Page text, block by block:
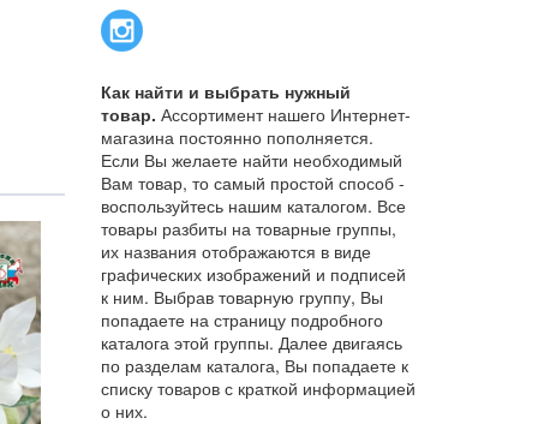
Как найти и выбрать нужный
товар. Ассортимент нашего Интернет-
магазина постоянно пополняется.
Если Вы желаете найти необходимый
Вам товар, то самый простой способ -
воспользуйтесь нашим каталогом. Все
товары разбиты на товарные группы,
их названия отображаются в виде
графических изображений и подписей
к ним. Выбрав товарную группу, Вы
попадаете на страницу подробного
каталога этой группы. Далее двигаясь
по разделам каталога, Вы попадаете к
списку товаров с краткой информацией
о них.